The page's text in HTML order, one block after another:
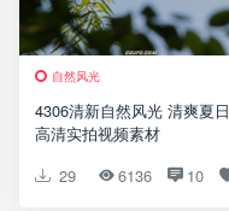
自然风光
4306清新自然风光 清爽夏日
高清实拍视频素材
29
6136 10